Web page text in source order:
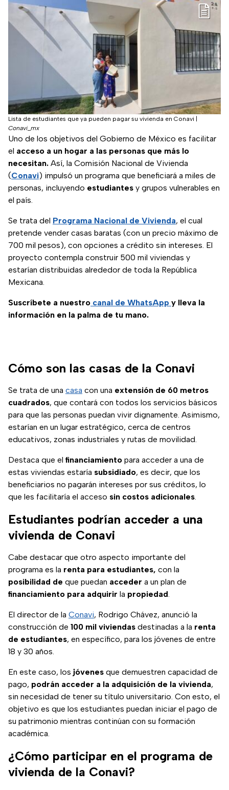
Lista de estudiantes que ya pueden pagar su vivienda en Conavi
Conavi_mx
Uno de los objetivos del Gobierno de México es facilitar
el acceso a un hogar a las personas que más lo
necesitan. Así, la Comisión Nacional de Vivienda
(Conavi) impulsó un programa que beneficiará a miles de
personas, incluyendo estudiantes y grupos vulnerables en
el país.
Se trata del Programa Nacional de Vivienda, el cual
pretende vender casas baratas (con un precio máximo de
700 mil pesos), con opciones a crédito sin intereses. El
proyecto contempla construir 500 mil viviendas y
estarían distribuidas alrededor de toda la República
Mexicana.
Suscríbete a nuestro canal de WhatsApp y lleva la
información en la palma de tu mano.
Cómo son las casas de la Conavi
Se trata de una casa con una extensión de 60 metros
cuadrados, que contará con todos los servicios básicos
para que las personas puedan vivir dignamente. Asimismo,
estarían en un lugar estratégico, cerca de centros
educativos, zonas industriales y rutas de movilidad.
Destaca que el financiamiento para acceder a una de
estas viviendas estaría subsidiado, es decir, que los
beneficiarios no pagarán intereses por sus créditos, lo
que les facilitaría el acceso sin costos adicionales.
Estudiantes podrían acceder a una
vivienda de Conavi
Cabe destacar que otro aspecto importante del
programa es la renta para estudiantes, con la
posibilidad de que puedan acceder a un plan de
financiamiento para adquirir la propiedad.
El director de la Conavi, Rodrigo Chávez, anunció la
construcción de 100 mil viviendas destinadas a la renta
de estudiantes, en específico, para los jóvenes de entre
18 y 30 años.
En este caso, los jóvenes que demuestren capacidad de
pago, podrán acceder a la adquisición de la vivienda,
sin necesidad de tener su título universitario. Con esto, el
objetivo es que los estudiantes puedan iniciar el pago de
su patrimonio mientras continúan con su formación
académica.
¿Cómo participar en el programa de
vivienda de la Conavi?